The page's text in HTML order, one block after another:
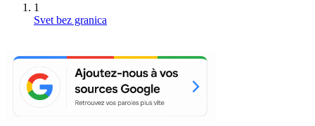
1
Svet bez granica